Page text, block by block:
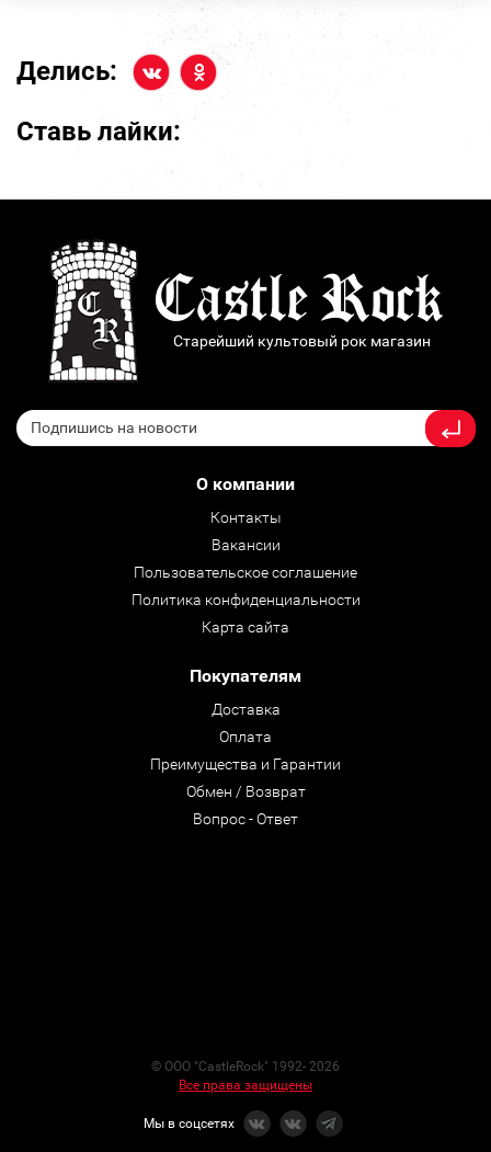
Делись:
Ставь лайки:
Старейший культовый рок магазин
О компании
Контакты
Вакансии
Пользовательское соглашение
Политика конфиденциальности
Карта сайта
Покупателям
Доставка
Оплата
Преимущества и Гарантии
Обмен / Возврат
Вопрос - Ответ
© ООО "CastleRock" 1992- 2026
Все права защищены
Мы в соцсетях